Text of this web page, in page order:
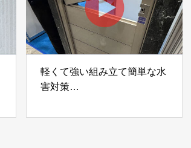
軽くて強い組み立て簡単な水
害対策
ー」